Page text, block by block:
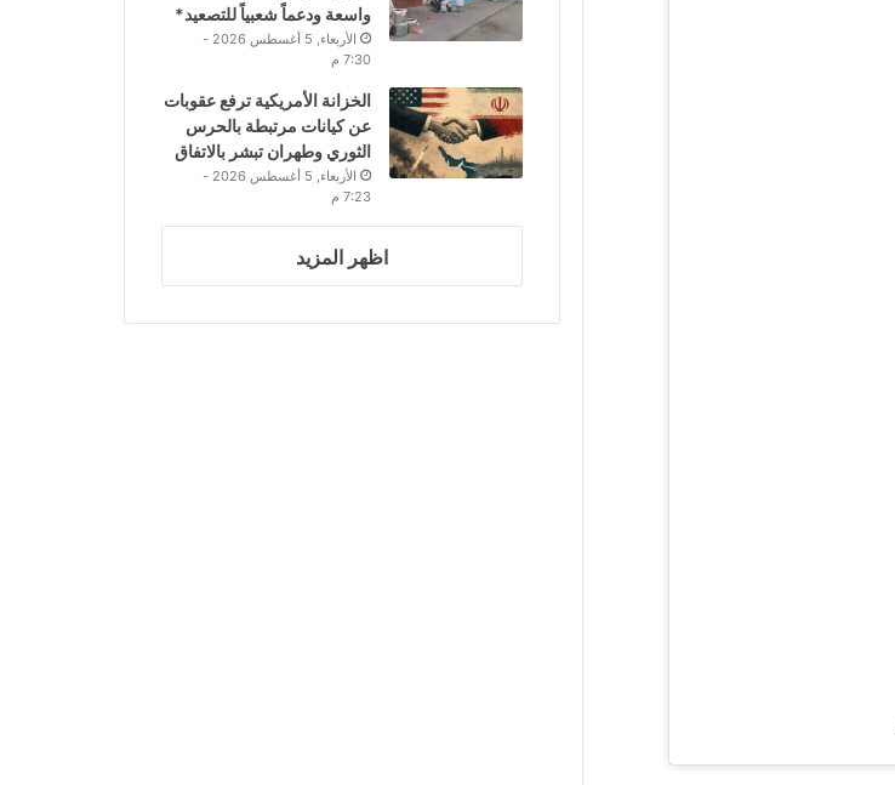
واسعة ودعماً شعبياً للتصعيد*
الأربعاء, 5 أغسطس 2026 -
7:30 م
الخزانة الأمريكية ترفع عقوبات
عن كيانات مرتبطة بالحرس
الثوري وطهران تبشر بالاتفاق
الأربعاء, 5 أغسطس 2026 -
7:23 م
اظهر المزيد